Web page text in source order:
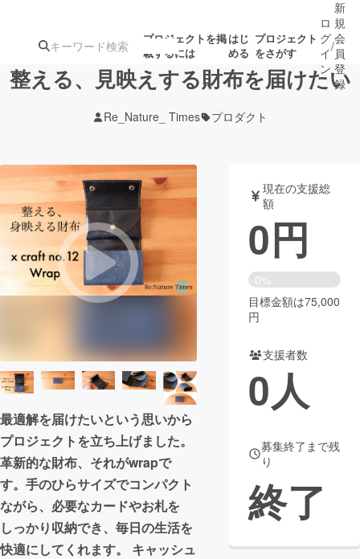
プロジェクトを掲
載するには
はじ
める
プロジェクト
をさがす
アート・写真
テクノロジー・ガジェット ゲーム・サ
映像・映画 書籍・雑誌
ビジネス・起業 チャレンジ
まちづくり・地域活性化
CAMPFIRE for Social Good
CAMPFIRE Creation
CAMPFIREふるさと納税
コミュニティ
ロ
グ
イ
ン
/
新
規
会
員
登
録
整える、見映えする財布を届けたい
Re_Nature_ Times プロダクト
最適解を届けたいという思いから
プロジェクトを立ち上げました。
革新的な財布、それがwrapで
す。手のひらサイズでコンパクト
ながら、必要なカードやお札を
しっかり収納でき、毎日の生活を
快適にしてくれます。 キャッシュ
現在の支援総
額
0円
0%
目標金額は75,000
円
支援者数
0人
募集終了まで残
り
終了